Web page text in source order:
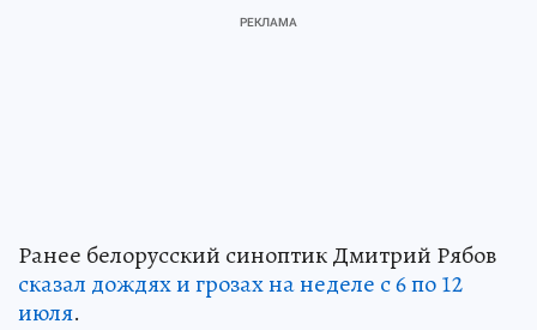
Ранее белорусский синоптик Дмитрий Рябов
сказал дождях и грозах на неделе с 6 по 12
июля.